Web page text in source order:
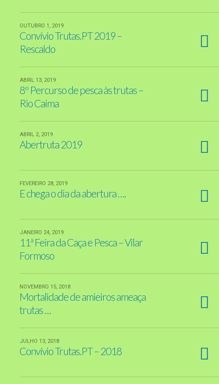
OUTUBRO 1, 2019
Convívio Trutas.PT 2019 –
Rescaldo
ABRIL 13, 2019
8º Percurso de pesca às trutas –
Rio Caima
ABRIL 2, 2019
Abertruta 2019
FEVEREIRO 28, 2019
E chega o dia da abertura ….
JANEIRO 24, 2019
11ª Feira da Caça e Pesca – Vilar
Formoso
NOVEMBRO 15, 2018
Mortalidade de amieiros ameaça
trutas …
JULHO 13, 2018
Convívio Trutas.PT – 2018